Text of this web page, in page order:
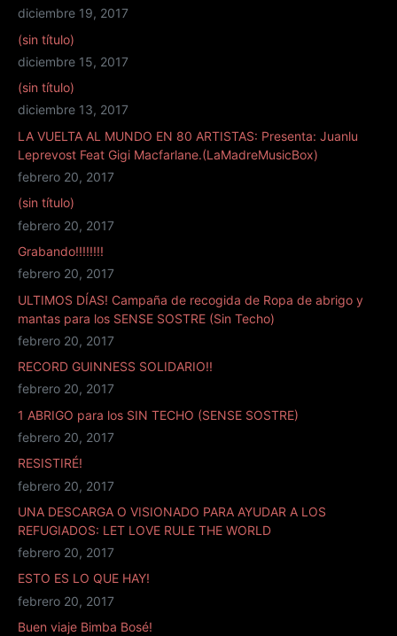
diciembre 19, 2017
(sin título)
diciembre 15, 2017
(sin título)
diciembre 13, 2017
LA VUELTA AL MUNDO EN 80 ARTISTAS: Presenta: Juanlu
Leprevost Feat Gigi Macfarlane.(LaMadreMusicBox)
febrero 20, 2017
(sin título)
febrero 20, 2017
Grabando!!!!!!!!
febrero 20, 2017
ULTIMOS DÍAS! Campaña de recogida de Ropa de abrigo y
mantas para los SENSE SOSTRE (Sin Techo)
febrero 20, 2017
RECORD GUINNESS SOLIDARIO!!
febrero 20, 2017
1 ABRIGO para los SIN TECHO (SENSE SOSTRE)
febrero 20, 2017
RESISTIRÉ!
febrero 20, 2017
UNA DESCARGA O VISIONADO PARA AYUDAR A LOS
REFUGIADOS: LET LOVE RULE THE WORLD
febrero 20, 2017
ESTO ES LO QUE HAY!
febrero 20, 2017
Buen viaje Bimba Bosé!